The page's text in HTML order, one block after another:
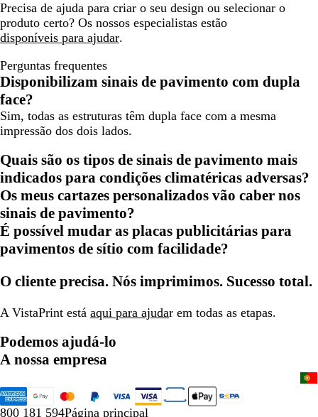
Precisa de ajuda para criar o seu design ou selecionar o
produto certo? Os nossos especialistas estão
disponíveis para ajudar.
Perguntas frequentes
Disponibilizam sinais de pavimento com dupla
face?
Sim, todas as estruturas têm dupla face com a mesma
impressão dos dois lados.
Quais são os tipos de sinais de pavimento mais
indicados para condições climatéricas adversas?
Os meus cartazes personalizados vão caber nos
sinais de pavimento?
É possível mudar as placas publicitárias para
pavimentos de sítio com facilidade?
O cliente precisa. Nós imprimimos. Sucesso total.
A VistaPrint está aqui para ajudar em todas as etapas.
Podemos ajudá-lo
A nossa empresa
800 181 594Página principal